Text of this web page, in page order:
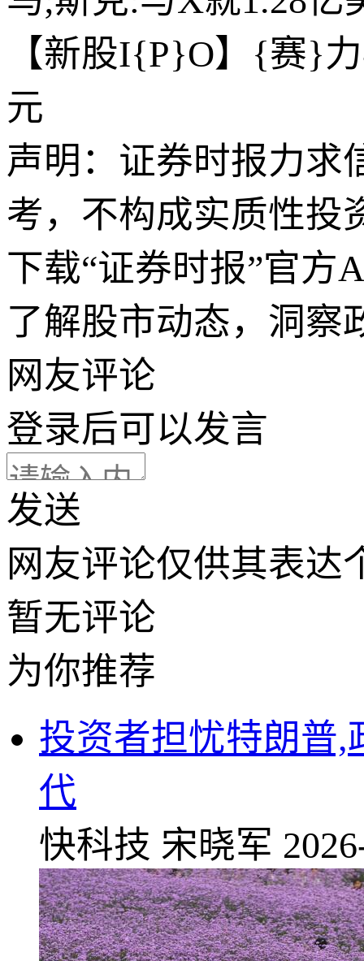
【新股I{P}O】{赛}
元
声明：证券时报力求
考，不构成实质性投
下载“证券时报”官方
了解股市动态，洞察
网友评论
登录后可以发言
发送
网友评论仅供其表达
暂无评论
为你推荐
投资者担忧特朗普,
代
快科技 宋晓军